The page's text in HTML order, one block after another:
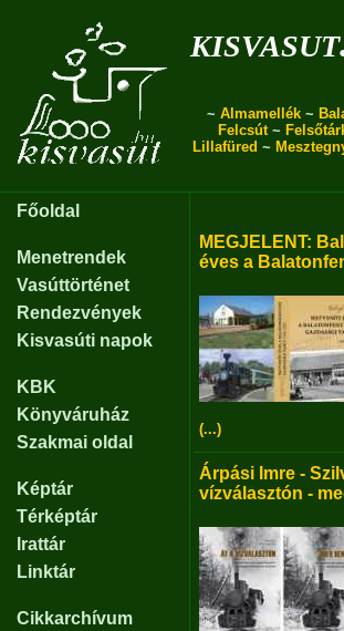
~ Almamellék ~
Felcsút~
Lillafüred ~
Főoldal
Menetrendek
Vasúttörténet
Rendezvények
Kisvasúti napok
KBK
Könyváruház
Szakmai oldal
Képtár
Térképtár
Irattár
Linktár
Cikkarchívum
MEGJELENT:
éves a
(...)
Árpási Imre -
vízválasztón -